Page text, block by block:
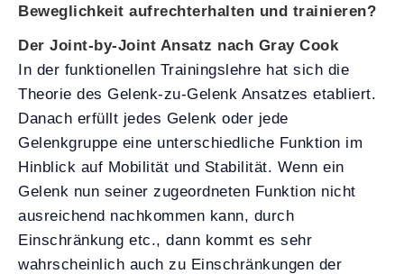
Beweglichkeit aufrechterhalten und trainieren?
Der Joint-by-Joint Ansatz nach Gray Cook
In der funktionellen Trainingslehre hat sich die
Theorie des Gelenk-zu-Gelenk Ansatzes etabliert.
Danach erfüllt jedes Gelenk oder jede
Gelenkgruppe eine unterschiedliche Funktion im
Hinblick auf Mobilität und Stabilität. Wenn ein
Gelenk nun seiner zugeordneten Funktion nicht
ausreichend nachkommen kann, durch
Einschränkung etc., dann kommt es sehr
wahrscheinlich auch zu Einschränkungen der